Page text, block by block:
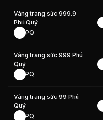
Vàng trang sức 999.9
Phú Quý
PQ
Vàng trang sức 999 Phú
Quý
PQ
Vàng trang sức 99 Phú
Quý
PQ